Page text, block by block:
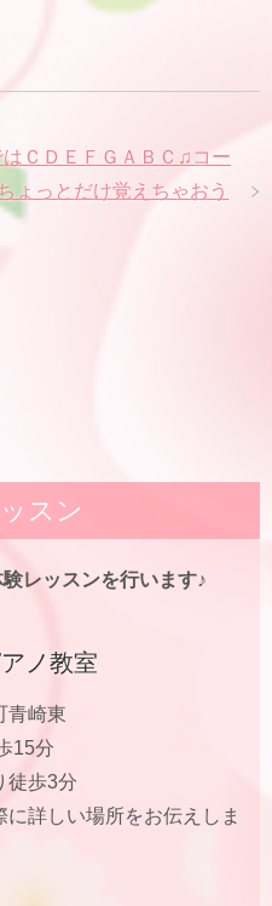
はＣＤＥＦＧＡＢＣ♫コー
ょっとだけ覚えちゃおう
スン
レッスンを行います♪
ノ教室
青崎東
15分
徒歩3分
詳しい場所をお伝えしま